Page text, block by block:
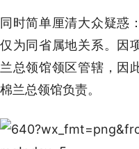
同时简单厘清大众疑惑
仅为同省属地关系。因
兰总领馆领区管辖，因
棉兰总领馆负责。